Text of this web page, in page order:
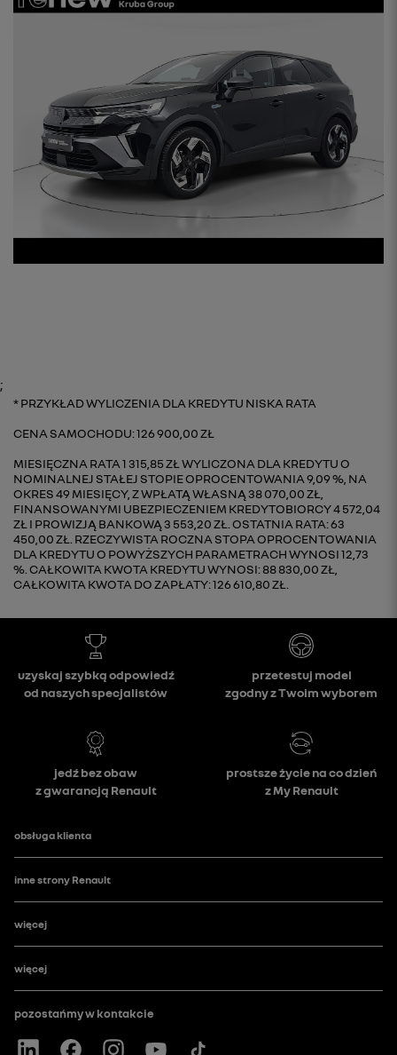
;
PRZYKŁAD WYLICZENIA DLA KREDYTU NISKA RATA
CENA SAMOCHODU: 126 900,00 ZŁ
MIESIĘCZNA RATA 1 315,85 ZŁ WYLICZONA DLA KREDYTU O
NOMINALNEJ STAŁEJ STOPIE OPROCENTOWANIA 9,09 %, NA
OKRES 49 MIESIĘCY, Z WPŁATĄ WŁASNĄ 38 070,00 ZŁ,
FINANSOWANYMI UBEZPIECZENIEM KREDYTOBIORCY 4 572,04
ZŁ I PROWIZJĄ BANKOWĄ 3 553,20 ZŁ. OSTATNIA RATA: 63
450,00 ZŁ. RZECZYWISTA ROCZNA STOPA OPROCENTOWANIA
DLA KREDYTU O POWYŻSZYCH PARAMETRACH WYNOSI 12,73
%. CAŁKOWITA KWOTA KREDYTU WYNOSI: 88 830,00 ZŁ,
CAŁKOWITA KWOTA DO ZAPŁATY: 126 610,80 ZŁ.